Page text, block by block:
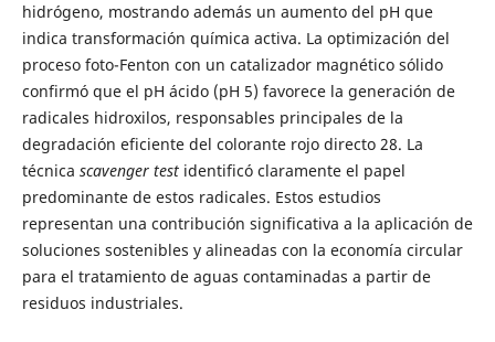
hidrógeno, mostrando además un aumento del pH que
indica transformación química activa. La optimización del
proceso foto-Fenton con un catalizador magnético sólido
confirmó que el pH ácido (pH 5) favorece la generación de
radicales hidroxilos, responsables principales de la
degradación eficiente del colorante rojo directo 28. La
técnica scavenger testidentificó claramente el papel
predominante de estos radicales. Estos estudios
representan una contribución significativa a la aplicación de
soluciones sostenibles y alineadas con la economía circular
para el tratamiento de aguas contaminadas a partir de
residuos industriales.